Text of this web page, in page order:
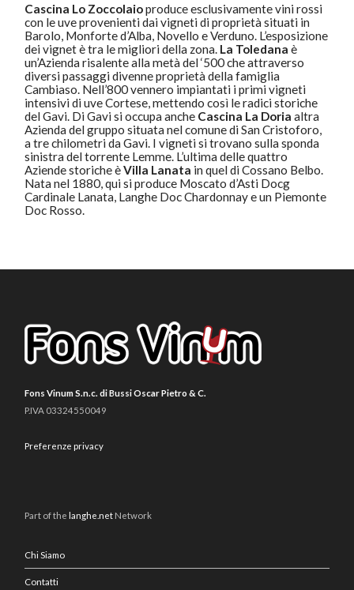
Cascina Lo Zoccolaioproduce esclusivamente vini rossi
con le uve provenienti dai vigneti di proprietà situati in
Barolo, Monforte d’Alba, Novello e Verduno. L’esposizione
dei vignet è tra le migliori della zona. La Toledana è
un’Azienda risalente alla metà del ‘500 che attraverso
diversi passaggi divenne proprietà della famiglia
Cambiaso. Nell’800 vennero impiantati i primi vigneti
intensivi di uve Cortese, mettendo così le radici storiche
del Gavi. Di Gavi si occupa anche Cascina La Doria altra
Azienda del gruppo situata nel comune di San Cristoforo,
a tre chilometri da Gavi. I vigneti si trovano sulla sponda
sinistra del torrente Lemme. L’ultima delle quattro
Aziende storiche èVilla Lanata in quel di Cossano Belbo.
Nata nel 1880, qui si produce Moscato d’Asti Docg
Cardinale Lanata, Langhe Doc Chardonnay e un Piemonte
Doc Rosso.
Fons Vinum S.n.c. di Bussi Oscar Pietro & C.
P.IVA 03324550049
Preferenze privacy
Part of thelanghe.net Network
Chi Siamo
Contatti